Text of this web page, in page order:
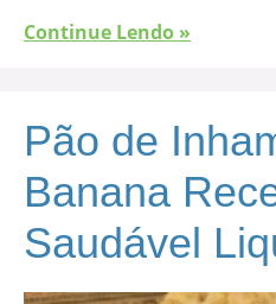
Continue Lendo »
Pão de
Banana
Saudável